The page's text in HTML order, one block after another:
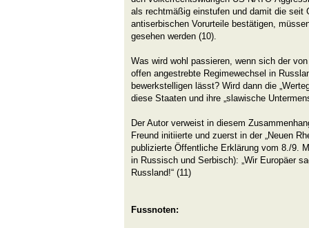
als rechtmäßig einstufen und damit die seit
antiserbischen Vorurteile bestätigen,
gesehen werden (10).
Was wird wohl passieren, wenn sich der
offen angestrebte Regimewechsel in
bewerkstelligen lässt? Wird dann die
diese Staaten und ihre „slawische
Der Autor verweist in diesem
Freund initiierte und zuerst in der „Neuen
publizierte Öffentliche Erklärung vom 8./9.
in Russisch und Serbisch): „Wir Europäer
Russland!“ (11)
Fussnoten: